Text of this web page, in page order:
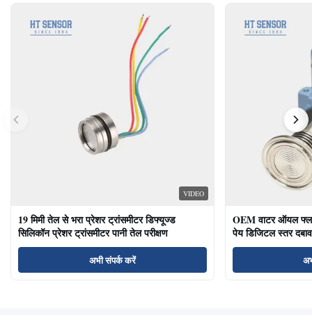
VIDEO
19 मिमी तेल से भरा प्रेशर ट्रांसमीटर डिफ्यूज्ड
सिलिकॉन प्रेशर ट्रांसमीटर पानी तेल परीक्षण
अभी संपर्क करें
OEM वाटर ऑयल
पेय डिजिटल स्तर